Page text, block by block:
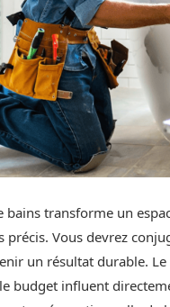
bains transforme un
précis. Vous devrez
un résultat durable.
budget influent